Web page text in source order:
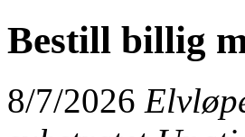
Bestill billig
8/7/2026